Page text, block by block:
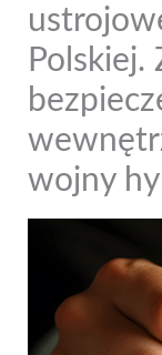
Polskiej.
wojny